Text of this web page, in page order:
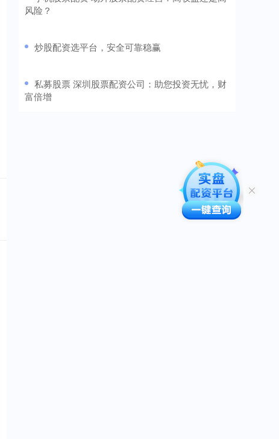
风险？
​炒股配资选平台，安全可靠稳赢
​私募股票 深圳股票配资公司：助您投资无忧，财
富倍增